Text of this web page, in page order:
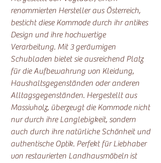
renommierten Hersteller aus Österreich,
besticht diese Kommode durch ihr antikes
Design und ihre hochwertige
Verarbeitung. Mit 3 geräumigen
Schubladen bietet sie ausreichend Platz
für die Aufbewahrung von Kleidung,
Haushaltsgegenständen oder anderen
Alltagsgegenständen. Hergestellt aus
Massivholz, überzeugt die Kommode nicht
nur durch ihre Langlebigkeit, sondern
auch durch ihre natürliche Schönheit und
authentische Optik. Perfekt für Liebhaber
von restaurierten Landhausmöbeln ist